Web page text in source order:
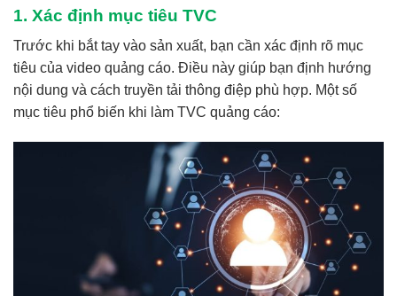
1. Xác định mục tiêu TVC
Trước khi bắt tay vào sản xuất, bạn cần xác định rõ mục
tiêu của video quảng cáo. Điều này giúp bạn định hướng
nội dung và cách truyền tải thông điệp phù hợp. Một số
mục tiêu phổ biến khi làm TVC quảng cáo: